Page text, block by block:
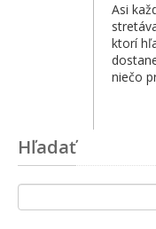
Asi
ktorí
niečo
Hľadať